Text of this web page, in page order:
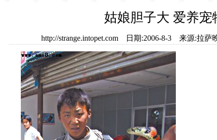
姑娘胆子大 爱养宠
http://strange.intopet.com 日期:2006-8-3 来源:拉